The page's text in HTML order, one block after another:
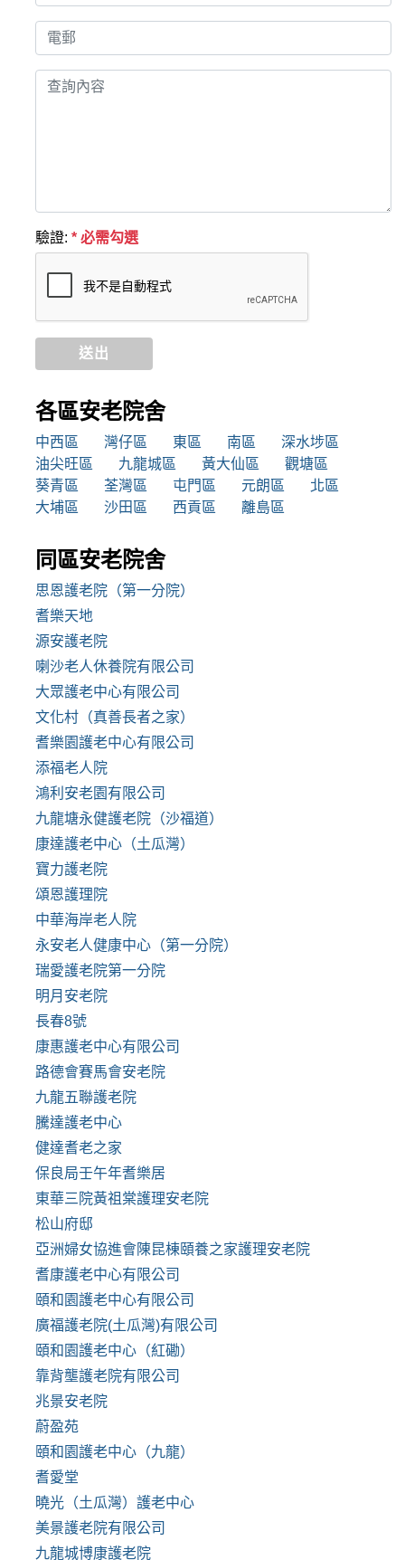
驗證: * 必需勾選
送出
各區安老院舍
中西區 灣仔區 東區 南區
深水埗區
油尖旺區
九龍城區 黃大仙區
觀塘區
葵青區
荃灣區 屯門區 元朗區
北區
大埔區
沙田區 西貢區 離島區
同區安老院舍
思恩護老院（第一分院）
耆樂天地
源安護老院
喇沙老人休養院有限公司
大眾護老中心有限公司
文化村（真善長者之家）
耆樂園護老中心有限公司
添福老人院
鴻利安老園有限公司
九龍塘永健護老院（沙福道）
康達護老中心（土瓜灣）
寶力護老院
頌恩護理院
中華海岸老人院
永安老人健康中心（第一分院）
瑞愛護老院第一分院
明月安老院
長春8號
康惠護老中心有限公司
路德會賽馬會安老院
九龍五聯護老院
騰達護老中心
健達耆老之家
保良局壬午年耆樂居
東華三院黃祖棠護理安老院
松山府邸
亞洲婦女協進會陳昆棟頤養之家護理安老院
耆康護老中心有限公司
頤和園護老中心有限公司
廣福護老院(土瓜灣)有限公司
頤和園護老中心（紅磡）
靠背壟護老院有限公司
兆景安老院
蔚盈苑
頤和園護老中心（九龍）
耆愛堂
曉光（土瓜灣）護老中心
美景護老院有限公司
九龍城博康護老院